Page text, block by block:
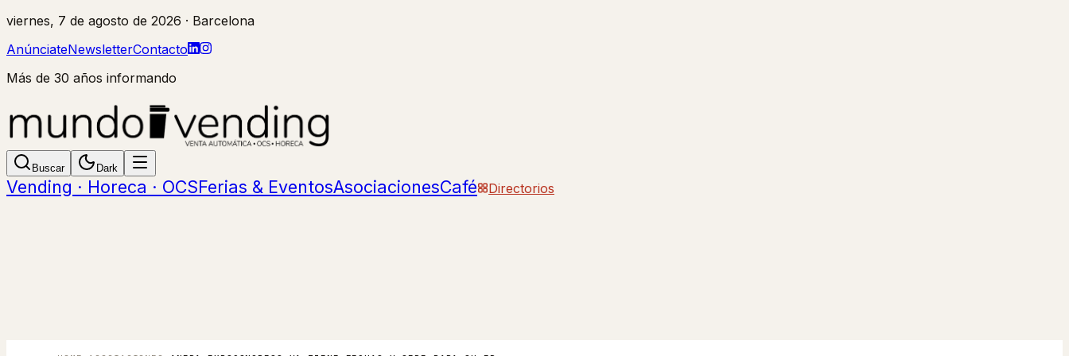
viernes, 7 de agosto de 2026 · Barcelona
AnúnciateNewsletterContacto
Más de 30 años informando
Buscar Dark
Vending · Horeca · OCSFerias & EventosAsociacionesCafé Directorios